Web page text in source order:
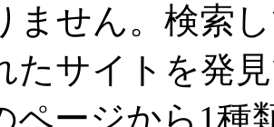
ません。検索
たサイトを発
ページから1種